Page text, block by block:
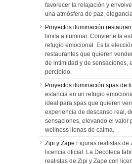
favorecer la relajación y
una atmósfera de paz,
Proyectos iluminación
limita a iluminar. Convierte la
refugio emocional. Es la
restaurantes que quieren
de intimidad y de sensaciones,
percibido.
Proyectos iluminación spas de
estancia en un refugio
ideal para spas que quieren
experiencia de descanso real,
sensaciones, elevando el valor
wellness llenas de calma.
Zipi y Zape Figuras realistas de
licencia oficial. La Decoteca
realistas de Zipi y Zape con